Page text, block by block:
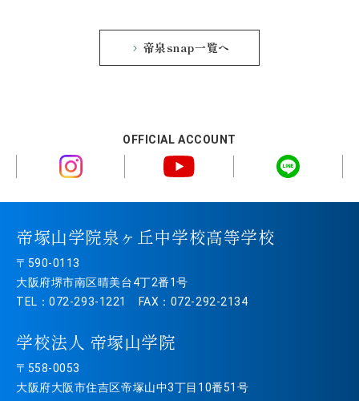
帝泉snap一覧へ
OFFICIAL ACCOUNT
帝塚山学院泉ヶ丘中学校高等学校
〒590-0113
大阪府堺市南区晴美台4丁2番1号
TEL：072-293-1221 FAX：072-292-2134
学校法人 帝塚山学院
〒558-0053
大阪府大阪市住吉区帝塚山中3丁目10番51号